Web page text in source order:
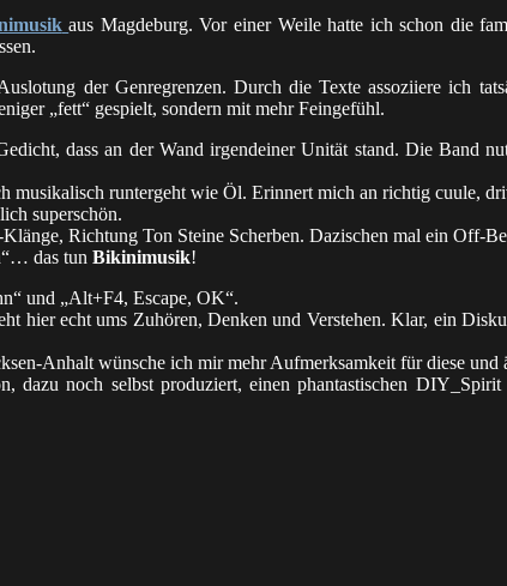
aus Magdeburg. Vor einer Weile hatte ich schon die
der Genregrenzen. Durch die Texte assoziiere ich
„fett“ gespielt, sondern mit mehr Feingefühl.
dass an der Wand irgendeiner Unität stand. Die Band
musikalisch runtergeht wie Öl. Erinnert mich an richtig cuule,
superschön.
Richtung Ton Steine Scherben. Dazischen mal ein Off-
das tun Bikinimusik!
und „Alt+F4, Escape, OK“.
hier echt ums Zuhören, Denken und Verstehen. Klar, ein
Anhalt wünsche ich mir mehr Aufmerksamkeit für diese und
dazu noch selbst produziert, einen phantastischen